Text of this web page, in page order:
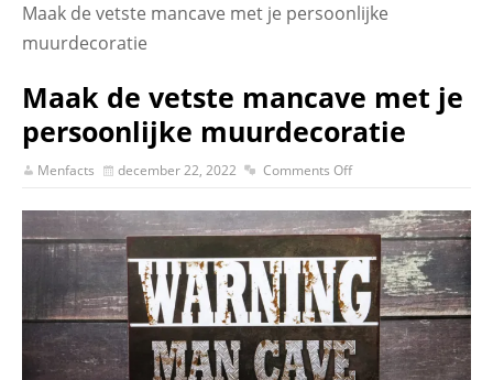
Maak de vetste mancave met je persoonlijke
muurdecoratie
Maak de vetste mancave met je
persoonlijke muurdecoratie
Menfacts december 22, 2022 Comments Off